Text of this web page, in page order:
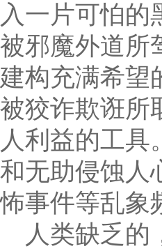
入一片可怕的
被邪魔外道所
建构充满希望
被狡诈欺诳所
人利益的工具
和无助侵蚀人
怖事件等乱象
人类缺乏的